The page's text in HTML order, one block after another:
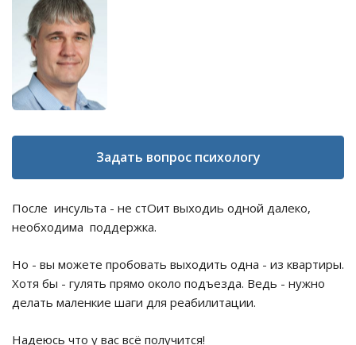
Задать вопрос психологу
После инсульта - не стОит выходиь одной далеко,
необходима поддержка.
Но - вы можете пробовать выходить одна - из квартиры.
Хотя бы - гулять прямо около подъезда. Ведь - нужно
делать маленкие шаги для реабилитации.
Надеюсь что у вас всё получится!